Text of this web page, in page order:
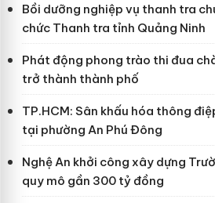
Bồi dưỡng nghiệp vụ thanh tra
chức Thanh tra tỉnh Quảng Ninh
Phát động phong trào thi đua
trở thành thành phố
TP.HCM: Sân khấu hóa thông
tại phường An Phú Đông
Nghệ An khởi công xây dựng
quy mô gần 300 tỷ đồng